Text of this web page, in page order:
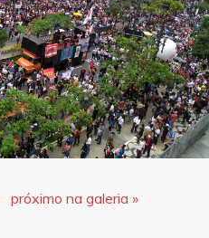
próximo na galeria »